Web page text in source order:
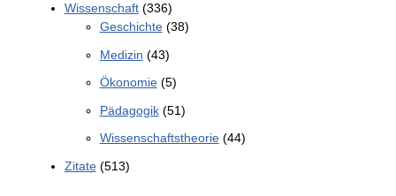
Wissenschaft(336)
Geschichte(38)
Medizin (43)
Ökonomie(5)
Pädagogik(51)
Wissenschaftstheorie(44)
Zitate(513)